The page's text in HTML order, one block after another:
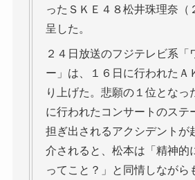
ったＳＫＥ４８松井珠理奈（
呈した。
２４日放送のフジテレビ系「
ー」は、１６日に行われたＡ
り上げた。悲願の１位となっ
に行われたコンサートのステ
担ぎ出されるアクシデントが
介されると、松本は「精神的
ってこと？」と同情しながら